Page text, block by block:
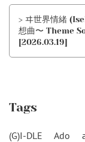
> ヰ世界情緒
想曲〜 Theme
[2026.03.19]
Tags
(G)I-DLE Ado